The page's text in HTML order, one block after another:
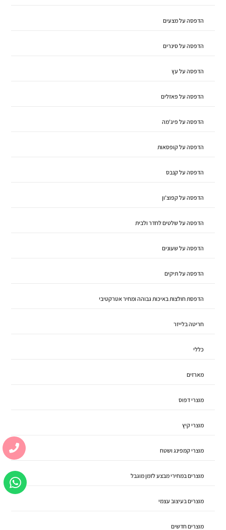
הדפסה על מצעים
הדפסה על סינרים
הדפסה על עץ
הדפסה על פאזלים
הדפסה על פיג'מה
הדפסה על קופסאות
הדפסה על קנבס
הדפסה על קפוצ'ון
הדפסה על שלטים לחדר ולבית
הדפסה על שעונים
הדפסה על תיקים
הדפסת חולצות באיכות גבוהה ומחיר אטרקטיבי
חריטה בלייזר
כללי
מארזים
מוצרי דפוס
מוצרי קיץ
מוצרי קמפינג ושטח
מוצרים במחירי מבצע לזמן מוגבל
מוצרים בעיצוב עצמי
מוצרים חדשים